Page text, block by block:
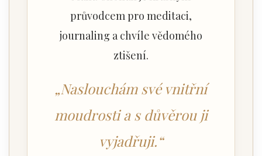
průvodcem pro meditaci,
journaling a chvíle vědomého
ztišení.
„Naslouchám své vnitřní
moudrosti a s důvěrou ji
vyjadřuji.“